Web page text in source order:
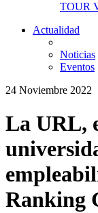
TOUR
Actualidad
Noticias
Eventos
24 Noviembre 2022
La URL,
Ranking